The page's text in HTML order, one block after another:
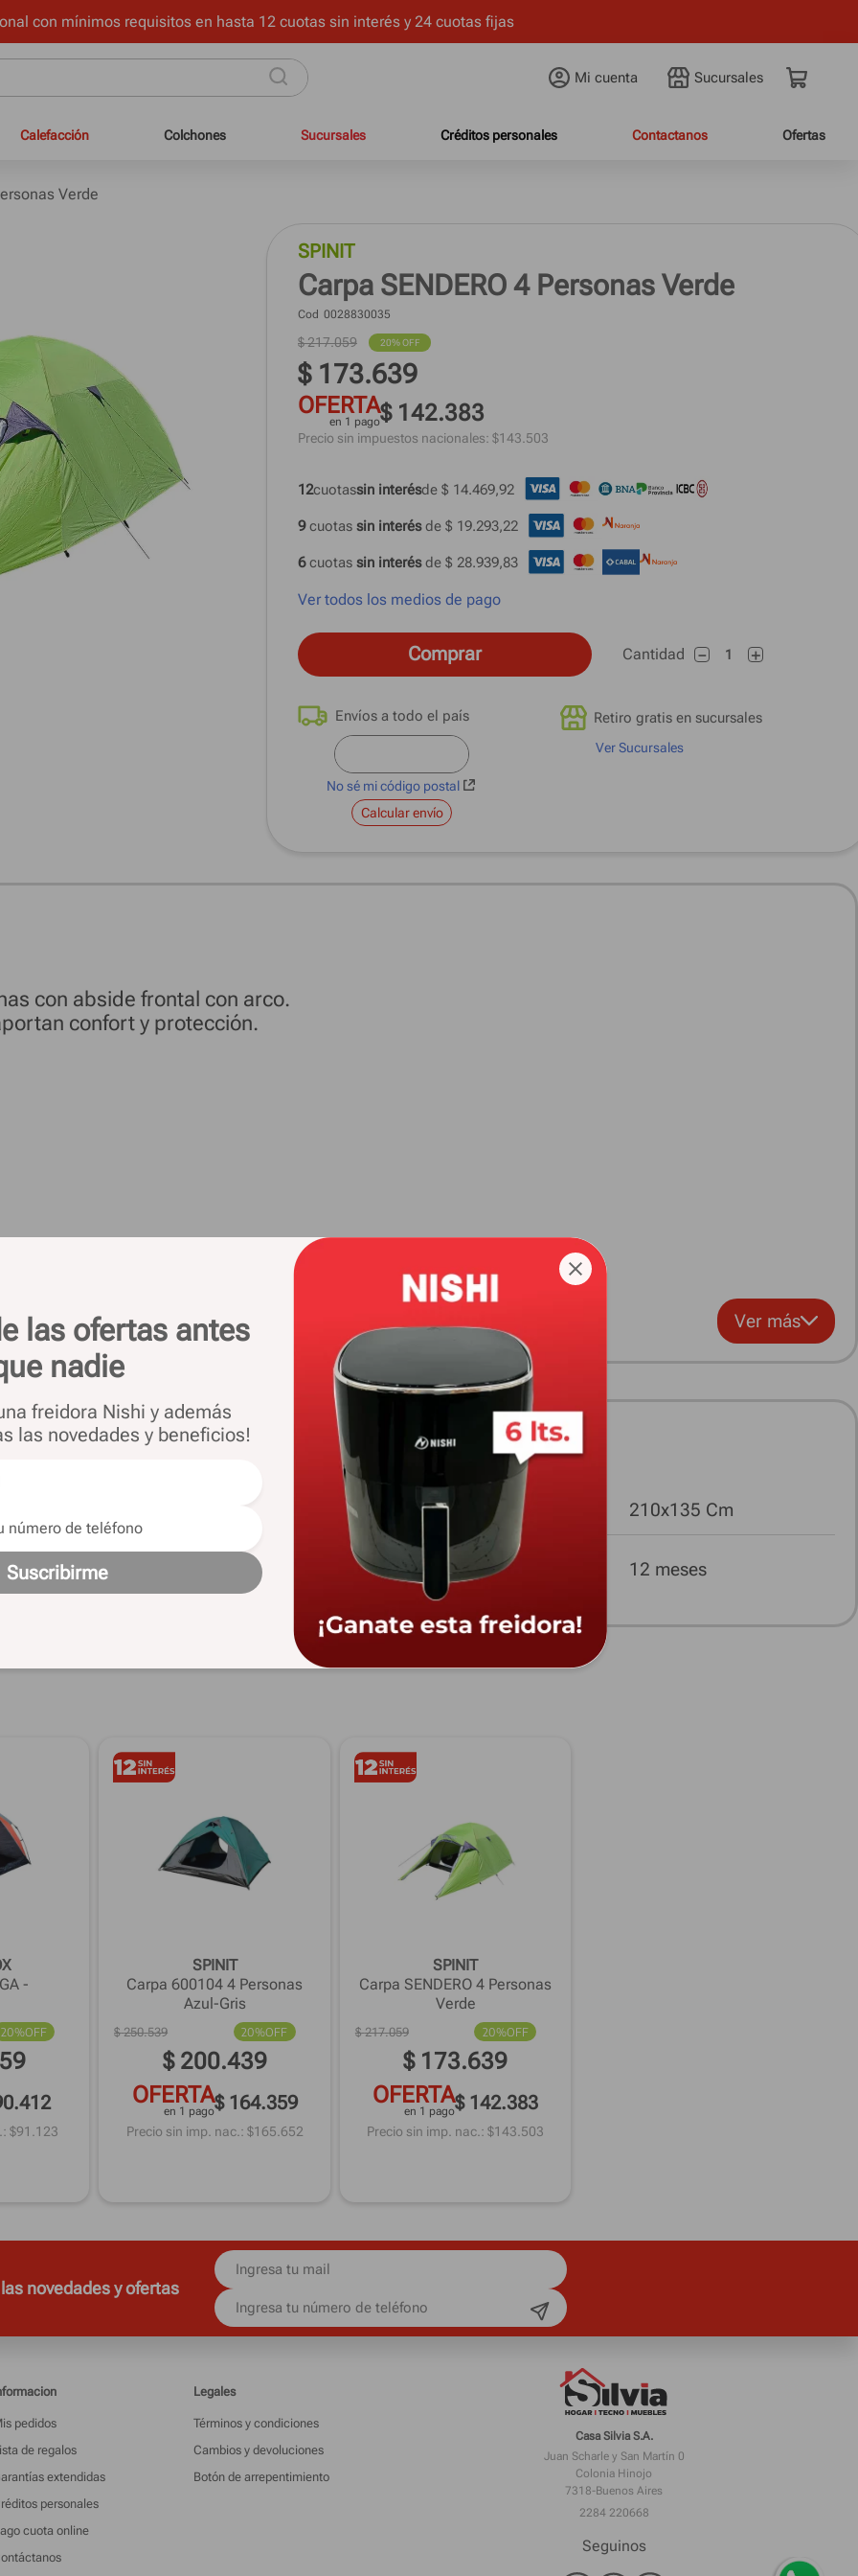
con mínimos requisitos en hasta 12 cuotas sin interés y 24 cuotas fijas
Mi cuenta
Calefacción Colchones Sucursales Créditos personales Contactanos Ofertas
las ofertas antes
nadie
freidora Nishi y además
las novedades y beneficios!
Suscribirme
Verde
SPINIT
Carpa SENDERO 4 Personas Verde
Cod 0028830035
$217.059 20% OFF
$ 173.639
OFERTA
en 1 pago$ 142.383
Precio sin impuestos nacionales: $143.503
12cuotassin interésde $ 14.469,92
9 cuotas sin interés de $ 19.293,22
6 cuotas sin interés de $ 28.939,83
Ver todos los medios de pago
Comprar Cantidad ＋
－
No sé mi código postal
Calcular envío
Retiro gratis en sucursales
Ver Sucursales
con abside frontal con arco.
confort y protección.
posterior
termoselladas UV 50+, interior poliéster 190T respirable y mosquitero
alto
x 0,16 cm
Ver más
Medidas 210x135 Cm
Color Verde Garantía 12 meses
-
20%OFF
$91.123
SPINIT
Carpa 600104 4 Personas
Azul-Gris
$ 250.539 20%OFF
$ 200.439
OFERTA
en 1 pago$ 164.359
Precio sin imp. nac.: $165.652
SPINIT
Carpa SENDERO 4 Personas
Verde
$ 217.059 20%OFF
$ 173.639
OFERTA
en 1 pago$ 142.383
Precio sin imp. nac.: $143.503
novedades y ofertas
pedidos
de regalos
extendidas
personales
cuota online
Legales
Términos y condiciones
Cambios y devoluciones
Botón de arrepentimiento
Casa Silvia S.A.
Juan Scharle y San Martín 0
Colonia Hinojo
7318-Buenos Aires
2284 220668
Seguinos